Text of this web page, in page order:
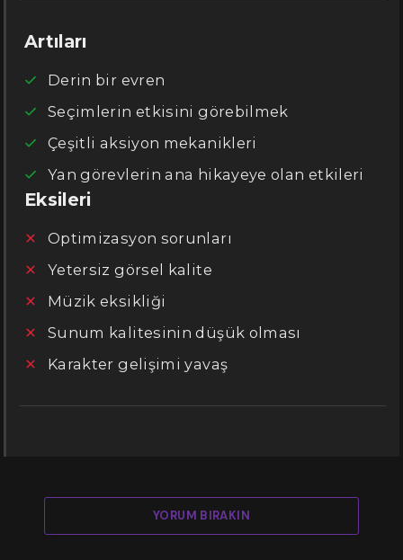
Artıları
Derin bir evren
Seçimlerin etkisini görebilmek
Çeşitli aksiyon mekanikleri
Yan görevlerin ana hikayeye olan etkileri
Eksileri
Optimizasyon sorunları
Yetersiz görsel kalite
Müzik eksikliği
Sunum kalitesinin düşük olması
Karakter gelişimi yavaş
YORUM BIRAKIN